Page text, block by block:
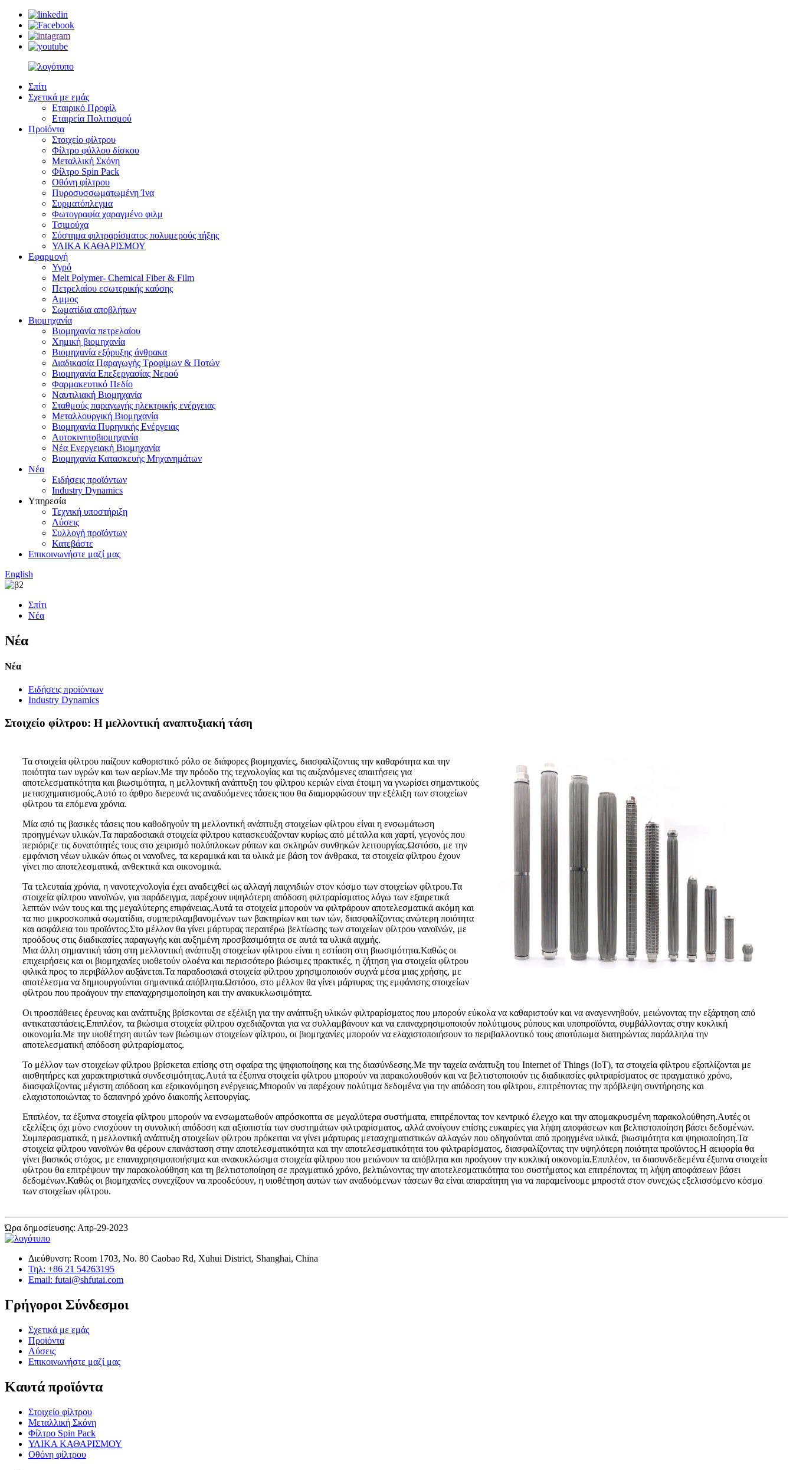
Σπίτι
Σχετικά με εμάς
Εταιρικό Προφίλ
Εταιρεία Πολιτισμού
Προϊόντα
Στοιχείο φίλτρου
Φίλτρο φύλλου δίσκου
Μεταλλική Σκόνη
Φίλτρο Spin Pack
Οθόνη φίλτρου
Πυροσυσσωματωμένη Ίνα
Συρματόπλεγμα
Φωτογραφία χαραγμένο φιλμ
Τσιμούχα
Σύστημα φιλτραρίσματος πολυμερούς τήξης
ΥΛΙΚΑ ΚΑΘΑΡΙΣΜΟΥ
Εφαρμογή
Υγρό
Melt Polymer- Chemical Fiber & Film
Πετρελαίου εσωτερικής καύσης
Αμμος
Σωματίδια αποβλήτων
Βιομηχανία
Βιομηχανία πετρελαίου
Χημική βιομηχανία
Βιομηχανία εξόρυξης άνθρακα
Διαδικασία Παραγωγής Τροφίμων & Ποτών
Βιομηχανία Επεξεργασίας Νερού
Φαρμακευτικό Πεδίο
Ναυτιλιακή Βιομηχανία
Σταθμούς παραγωγής ηλεκτρικής ενέργειας
Μεταλλουργική Βιομηχανία
Βιομηχανία Πυρηνικής Ενέργειας
Αυτοκινητοβιομηχανία
Νέα Ενεργειακή Βιομηχανία
Βιομηχανία Κατασκευής Μηχανημάτων
Νέα
Ειδήσεις προϊόντων
Industry Dynamics
Υπηρεσία
Τεχνική υποστήριξη
Λύσεις
Συλλογή προϊόντων
Κατεβάστε
Επικοινωνήστε μαζί μας
English
Σπίτι
Νέα
Νέα
Νέα
Ειδήσεις προϊόντων
Industry Dynamics
Στοιχείο φίλτρου: Η μελλοντική αναπτυξιακή τάση
Τα στοιχεία φίλτρου παίζουν καθοριστικό ρόλο σε διάφορες βιομηχανίες, διασφαλίζοντας την καθαρότητα και την
ποιότητα των υγρών και των αερίων.Με την πρόοδο της τεχνολογίας και τις αυξανόμενες απαιτήσεις για
αποτελεσματικότητα και βιωσιμότητα, η μελλοντική ανάπτυξη του φίλτρου κεριών είναι έτοιμη να γνωρίσει σημαντικούς
μετασχηματισμούς.Αυτό το άρθρο διερευνά τις αναδυόμενες τάσεις που θα διαμορφώσουν την εξέλιξη των στοιχείων
φίλτρου τα επόμενα χρόνια.
Μία από τις βασικές τάσεις που καθοδηγούν τη μελλοντική ανάπτυξη στοιχείων φίλτρου είναι η ενσωμάτωση
προηγμένων υλικών.Τα παραδοσιακά στοιχεία φίλτρου κατασκευάζονταν κυρίως από μέταλλα και χαρτί, γεγονός που
περιόριζε τις δυνατότητές τους στο χειρισμό πολύπλοκων ρύπων και σκληρών συνθηκών λειτουργίας.Ωστόσο, με την
εμφάνιση νέων υλικών όπως οι νανοΐνες, τα κεραμικά και τα υλικά με βάση τον άνθρακα, τα στοιχεία φίλτρου έχουν
γίνει πιο αποτελεσματικά, ανθεκτικά και οικονομικά.
Τα τελευταία χρόνια, η νανοτεχνολογία έχει αναδειχθεί ως αλλαγή παιχνιδιών στον κόσμο των στοιχείων φίλτρου.Τα
στοιχεία φίλτρου νανοϊνών, για παράδειγμα, παρέχουν υψηλότερη απόδοση φιλτραρίσματος λόγω των εξαιρετικά
λεπτών ινών τους και της μεγαλύτερης επιφάνειας.Αυτά τα στοιχεία μπορούν να φιλτράρουν αποτελεσματικά ακόμη και
τα πιο μικροσκοπικά σωματίδια, συμπεριλαμβανομένων των βακτηρίων και των ιών, διασφαλίζοντας ανώτερη ποιότητα
και ασφάλεια του προϊόντος.Στο μέλλον θα γίνει μάρτυρας περαιτέρω βελτίωσης των στοιχείων φίλτρου νανοϊνών, με
προόδους στις διαδικασίες παραγωγής και αυξημένη προσβασιμότητα σε αυτά τα υλικά αιχμής.
Μια άλλη σημαντική τάση στη μελλοντική ανάπτυξη στοιχείων φίλτρου είναι η εστίαση στη βιωσιμότητα.Καθώς οι
επιχειρήσεις και οι βιομηχανίες υιοθετούν ολοένα και περισσότερο βιώσιμες πρακτικές, η ζήτηση για στοιχεία φίλτρου
φιλικά προς το περιβάλλον αυξάνεται.Τα παραδοσιακά στοιχεία φίλτρου χρησιμοποιούν συχνά μέσα μιας χρήσης, με
αποτέλεσμα να δημιουργούνται σημαντικά απόβλητα.Ωστόσο, στο μέλλον θα γίνει μάρτυρας της εμφάνισης στοιχείων
φίλτρου που προάγουν την επαναχρησιμοποίηση και την ανακυκλωσιμότητα.
Οι προσπάθειες έρευνας και ανάπτυξης βρίσκονται σε εξέλιξη για την ανάπτυξη υλικών φιλτραρίσματος που μπορούν εύκολα να καθαριστούν και να αναγεννηθούν, μειώνοντας την εξάρτηση από
αντικαταστάσεις.Επιπλέον, τα βιώσιμα στοιχεία φίλτρου σχεδιάζονται για να συλλαμβάνουν και να επαναχρησιμοποιούν πολύτιμους ρύπους και υποπροϊόντα, συμβάλλοντας στην κυκλική
οικονομία.Με την υιοθέτηση αυτών των βιώσιμων στοιχείων φίλτρου, οι βιομηχανίες μπορούν να ελαχιστοποιήσουν το περιβαλλοντικό τους αποτύπωμα διατηρώντας παράλληλα την
αποτελεσματική απόδοση φιλτραρίσματος.
Το μέλλον των στοιχείων φίλτρου βρίσκεται επίσης στη σφαίρα της ψηφιοποίησης και της διασύνδεσης.Με την ταχεία ανάπτυξη του Internet of Things (IoT), τα στοιχεία φίλτρου εξοπλίζονται με
αισθητήρες και χαρακτηριστικά συνδεσιμότητας.Αυτά τα έξυπνα στοιχεία φίλτρου μπορούν να παρακολουθούν και να βελτιστοποιούν τις διαδικασίες φιλτραρίσματος σε πραγματικό χρόνο,
διασφαλίζοντας μέγιστη απόδοση και εξοικονόμηση ενέργειας.Μπορούν να παρέχουν πολύτιμα δεδομένα για την απόδοση του φίλτρου, επιτρέποντας την πρόβλεψη συντήρησης και
ελαχιστοποιώντας το δαπανηρό χρόνο διακοπής λειτουργίας.
Επιπλέον, τα έξυπνα στοιχεία φίλτρου μπορούν να ενσωματωθούν απρόσκοπτα σε μεγαλύτερα συστήματα, επιτρέποντας τον κεντρικό έλεγχο και την απομακρυσμένη παρακολούθηση.Αυτές οι
εξελίξεις όχι μόνο ενισχύουν τη συνολική απόδοση και αξιοπιστία των συστημάτων φιλτραρίσματος, αλλά ανοίγουν επίσης ευκαιρίες για λήψη αποφάσεων και βελτιστοποίηση βάσει δεδομένων.
Συμπερασματικά, η μελλοντική ανάπτυξη στοιχείων φίλτρου πρόκειται να γίνει μάρτυρας μετασχηματιστικών αλλαγών που οδηγούνται από προηγμένα υλικά, βιωσιμότητα και ψηφιοποίηση.Τα
στοιχεία φίλτρου νανοϊνών θα φέρουν επανάσταση στην αποτελεσματικότητα και την αποτελεσματικότητα του φιλτραρίσματος, διασφαλίζοντας την υψηλότερη ποιότητα προϊόντος.Η αειφορία θα
γίνει βασικός στόχος, με επαναχρησιμοποιήσιμα και ανακυκλώσιμα στοιχεία φίλτρου που μειώνουν τα απόβλητα και προάγουν την κυκλική οικονομία.Επιπλέον, τα διασυνδεδεμένα έξυπνα στοιχεία
φίλτρου θα επιτρέψουν την παρακολούθηση και τη βελτιστοποίηση σε πραγματικό χρόνο, βελτιώνοντας την αποτελεσματικότητα του συστήματος και επιτρέποντας τη λήψη αποφάσεων βάσει
δεδομένων.Καθώς οι βιομηχανίες συνεχίζουν να προοδεύουν, η υιοθέτηση αυτών των αναδυόμενων τάσεων θα είναι απαραίτητη για να παραμείνουμε μπροστά στον συνεχώς εξελισσόμενο κόσμο
των στοιχείων φίλτρου.
Ώρα δημοσίευσης: Απρ-29-2023
Διεύθυνση: Room 1703, No. 80 Caobao Rd, Xuhui District, Shanghai, China
Τηλ: +86 21 54263195
Email: futai@shfutai.com
Γρήγοροι Σύνδεσμοι
Σχετικά με εμάς
Προϊόντα
Λύσεις
Επικοινωνήστε μαζί μας
Καυτά προϊόντα
Στοιχείο φίλτρου
Μεταλλική Σκόνη
Φίλτρο Spin Pack
ΥΛΙΚΑ ΚΑΘΑΡΙΣΜΟΥ
Οθόνη φίλτρου